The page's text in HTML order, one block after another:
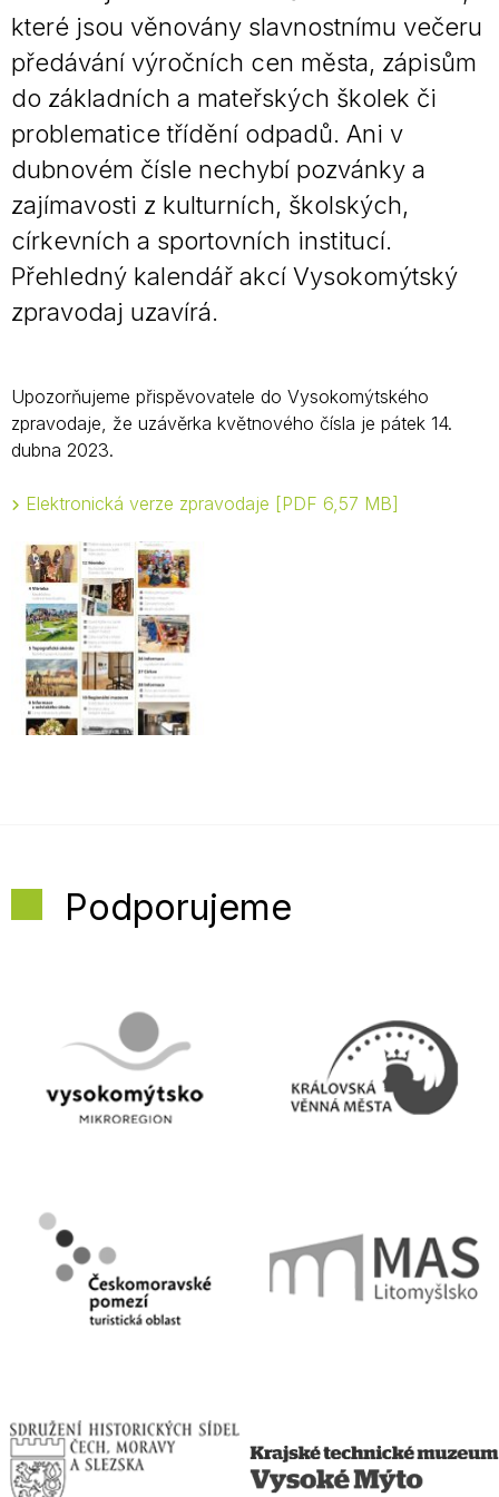
které jsou věnovány slavnostnímu večeru
předávání výročních cen města, zápisům
do základních a mateřských školek či
problematice třídění odpadů. Ani v
dubnovém čísle nechybí pozvánky a
zajímavosti z kulturních, školských,
církevních a sportovních institucí.
Přehledný kalendář akcí Vysokomýtský
zpravodaj uzavírá.
Upozorňujeme přispěvovatele do Vysokomýtského
zpravodaje, že uzávěrka květnového čísla je pátek 14.
dubna 2023.
Elektronická verze zpravodaje PDF 6,57 MB
Podporujeme